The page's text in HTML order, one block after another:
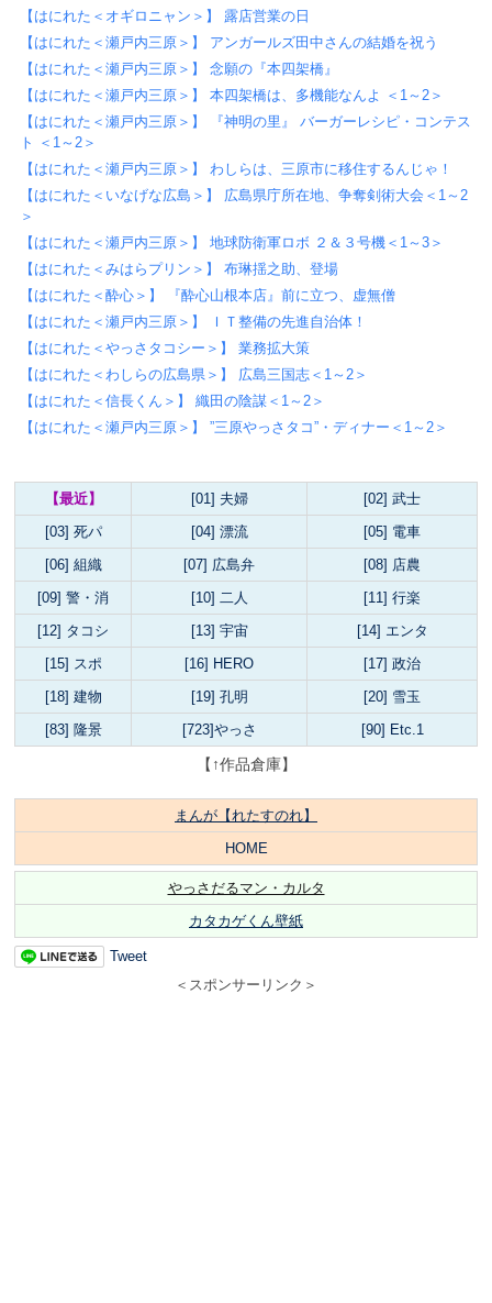
【はにれた＜オギロニャン＞】 露店営業の日
【はにれた＜瀬戸内三原＞】 アンガールズ田中さんの結婚を祝う
【はにれた＜瀬戸内三原＞】 念願の『本四架橋』
【はにれた＜瀬戸内三原＞】 本四架橋は、多機能なんよ ＜1～2＞
【はにれた＜瀬戸内三原＞】 『神明の里』 バーガーレシピ・コンテス
ト ＜1～2＞
【はにれた＜瀬戸内三原＞】 わしらは、三原市に移住するんじゃ！
【はにれた＜いなげな広島＞】 広島県庁所在地、争奪剣術大会＜1～2
＞
【はにれた＜瀬戸内三原＞】 地球防衛軍ロボ ２＆３号機＜1～3＞
【はにれた＜みはらプリン＞】 布琳揺之助、登場
【はにれた＜酔心＞】 『酔心山根本店』前に立つ、虚無僧
【はにれた＜瀬戸内三原＞】 ＩＴ整備の先進自治体！
【はにれた＜やっさタコシー＞】 業務拡大策
【はにれた＜わしらの広島県＞】 広島三国志＜1～2＞
【はにれた＜信長くん＞】 織田の陰謀＜1～2＞
【はにれた＜瀬戸内三原＞】 ”三原やっさタコ”・ディナー＜1～2＞
【最近】 [01] 夫婦
[02] 武士
[03] 死パ
[04] 漂流
[05] 電車
[06] 組織
[07] 広島弁
[08] 店農
[09] 警・消
[10] 二人
[11] 行楽
[12] タコシ
[13] 宇宙
[14] エンタ
[15] スポ
[16] HERO
[17] 政治
[18] 建物
[19] 孔明
[20] 雪玉
[83] 隆景
[723]やっさ [90] Etc.1
【↑作品倉庫】
まんが【れたすのれ】
HOME
やっさだるマン・カルタ
カタカゲくん壁紙
Tweet
＜スポンサーリンク＞